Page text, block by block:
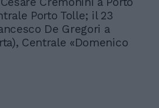
Porto Tolle; il 23
De Gregori a
Centrale «Domenico